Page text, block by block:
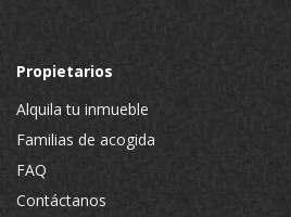
Propietarios
Alquila tu inmueble
Familias de acogida
FAQ
Contáctanos